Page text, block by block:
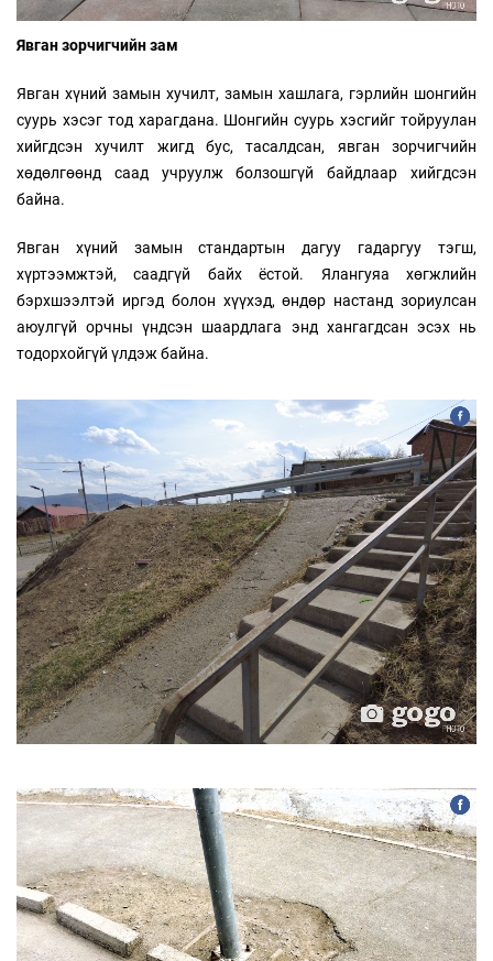
Явган зорчигчийн зам
Явган хүний замын хучилт, замын хашлага, гэрлийн шонгийн
суурь хэсэг тод харагдана. Шонгийн суурь хэсгийг тойруулан
хийгдсэн хучилт жигд бус, тасалдсан, явган зорчигчийн
хөдөлгөөнд саад учруулж болзошгүй байдлаар хийгдсэн
байна.
Явган хүний замын стандартын дагуу гадаргуу тэгш,
хүртээмжтэй, саадгүй байх ёстой. Ялангуяа хөгжлийн
бэрхшээлтэй иргэд болон хүүхэд, өндөр настанд зориулсан
аюулгүй орчны үндсэн шаардлага энд хангагдсан эсэх нь
тодорхойгүй үлдэж байна.